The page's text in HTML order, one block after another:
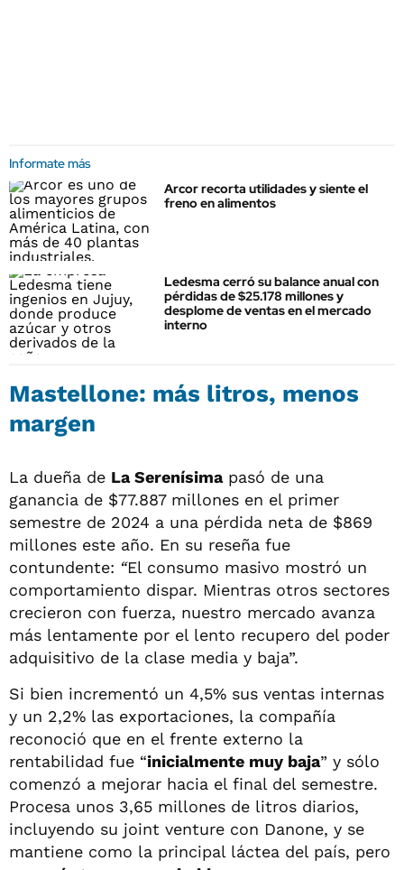
Informate más
Arcor recorta utilidades y siente el
freno en alimentos
Ledesma cerró su balance anual con
pérdidas de $25.178 millones y
desplome de ventas en el mercado
interno
Mastellone: más litros, menos
margen
La dueña de La Serenísimapasó de una
ganancia de $77.887 millones en el primer
semestre de 2024 a una pérdida neta de $869
millones este año. En su reseña fue
contundente: “El consumo masivo mostró un
comportamiento dispar. Mientras otros sectores
crecieron con fuerza, nuestro mercado avanza
más lentamente por el lento recupero del poder
adquisitivo de la clase media y baja”.
Si bien incrementó un 4,5% sus ventas internas
y un 2,2% las exportaciones, la compañía
reconoció que en el frente externo la
rentabilidad fue “inicialmente muy baja” y sólo
comenzó a mejorar hacia el final del semestre.
Procesa unos 3,65 millones de litros diarios,
incluyendo su joint venture con Danone, y se
mantiene como la principal láctea del país, pero